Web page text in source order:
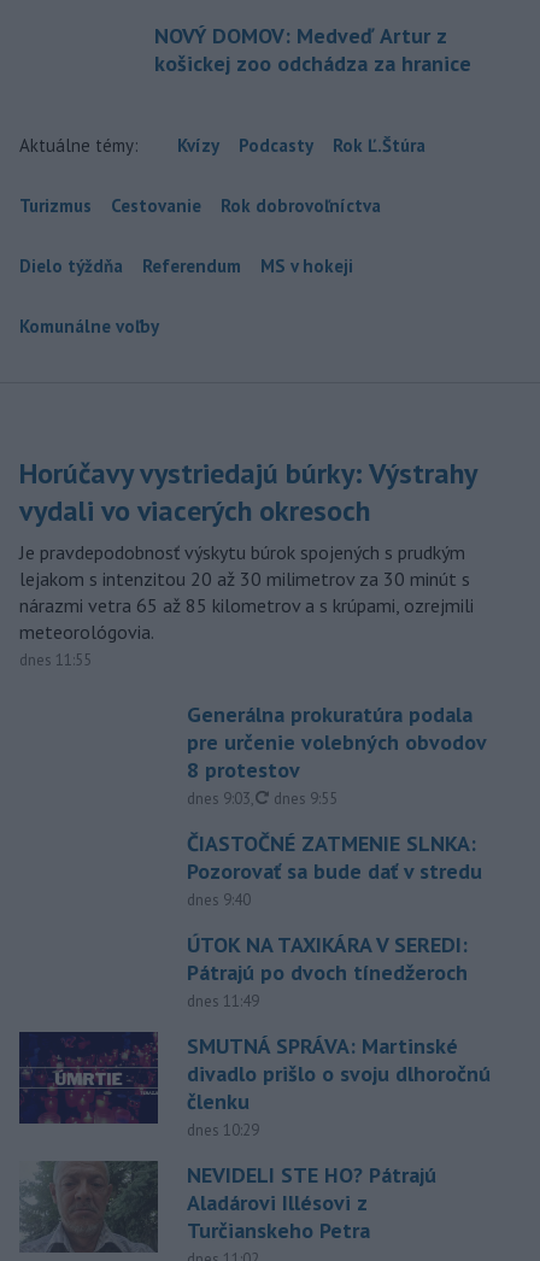
NOVÝ DOMOV: Medveď Artur z
košickej zoo odchádza za hranice
Aktuálne témy: Kvízy Podcasty Rok Ľ.Štúra
Turizmus Cestovanie Rok dobrovoľníctva
Dielo týždňa Referendum MS v hokeji
Komunálne voľby
Horúčavy vystriedajú búrky: Výstrahy
vydali vo viacerých okresoch
Je pravdepodobnosť výskytu búrok spojených s prudkým
lejakom s intenzitou 20 až 30 milimetrov za 30 minút s
nárazmi vetra 65 až 85 kilometrov a s krúpami, ozrejmili
meteorológovia.
dnes 11:55
Generálna prokuratúra podala
pre určenie volebných obvodov
8 protestov
dnes 9:03, aktualizované
dnes 9:55
ČIASTOČNÉ ZATMENIE SLNKA:
Pozorovať sa bude dať v stredu
dnes 9:40
ÚTOK NA TAXIKÁRA V SEREDI:
Pátrajú po dvoch tínedžeroch
dnes 11:49
SMUTNÁ SPRÁVA: Martinské
divadlo prišlo o svoju dlhoročnú
členku
dnes 10:29
NEVIDELI STE HO? Pátrajú
Aladárovi Illésovi z
Turčianskeho Petra